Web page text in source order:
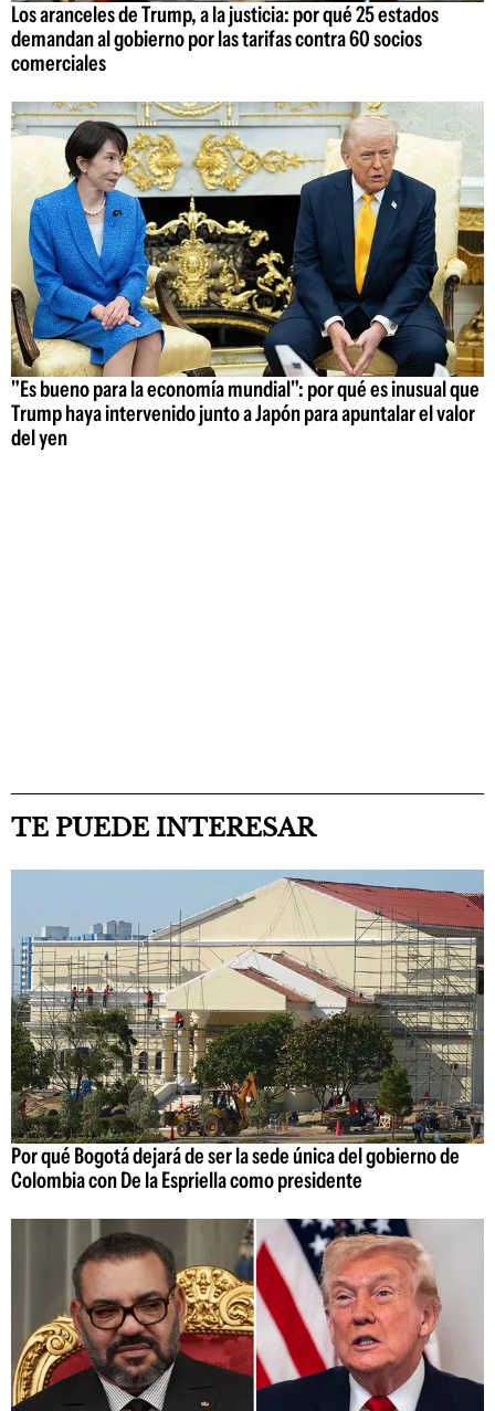
Los aranceles de Trump, a la justicia: por qué 25 estados
demandan al gobierno por las tarifas contra 60 socios
comerciales
"Es bueno para la economía mundial": por qué es inusual que
Trump haya intervenido junto a Japón para apuntalar el valor
del yen
TE PUEDE INTERESAR
Por qué Bogotá dejará de ser la sede única del gobierno de
Colombia con De la Espriella como presidente